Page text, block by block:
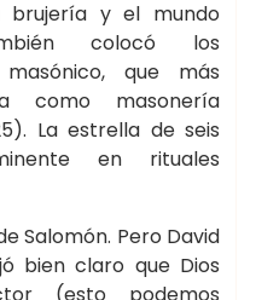
brujería y el mundo
colocó los
que más
como masonería
La estrella de seis
en rituales
Salomón. Pero David
bien claro que Dios